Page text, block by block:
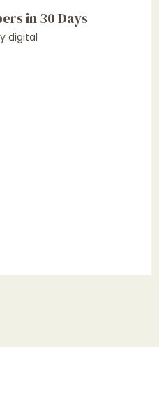
in 30 Days
digital